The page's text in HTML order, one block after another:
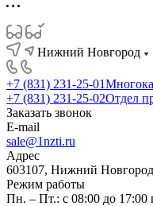
Нижний Новгород
+7 (831) 231-25-01
+7 (831) 231-25-02Отдел
Заказать звонок
E-mail
sale@1nzti.ru
Адрес
603107, Нижний
Режим работы
Пн. – Пт.: с 08:00 до 17:00